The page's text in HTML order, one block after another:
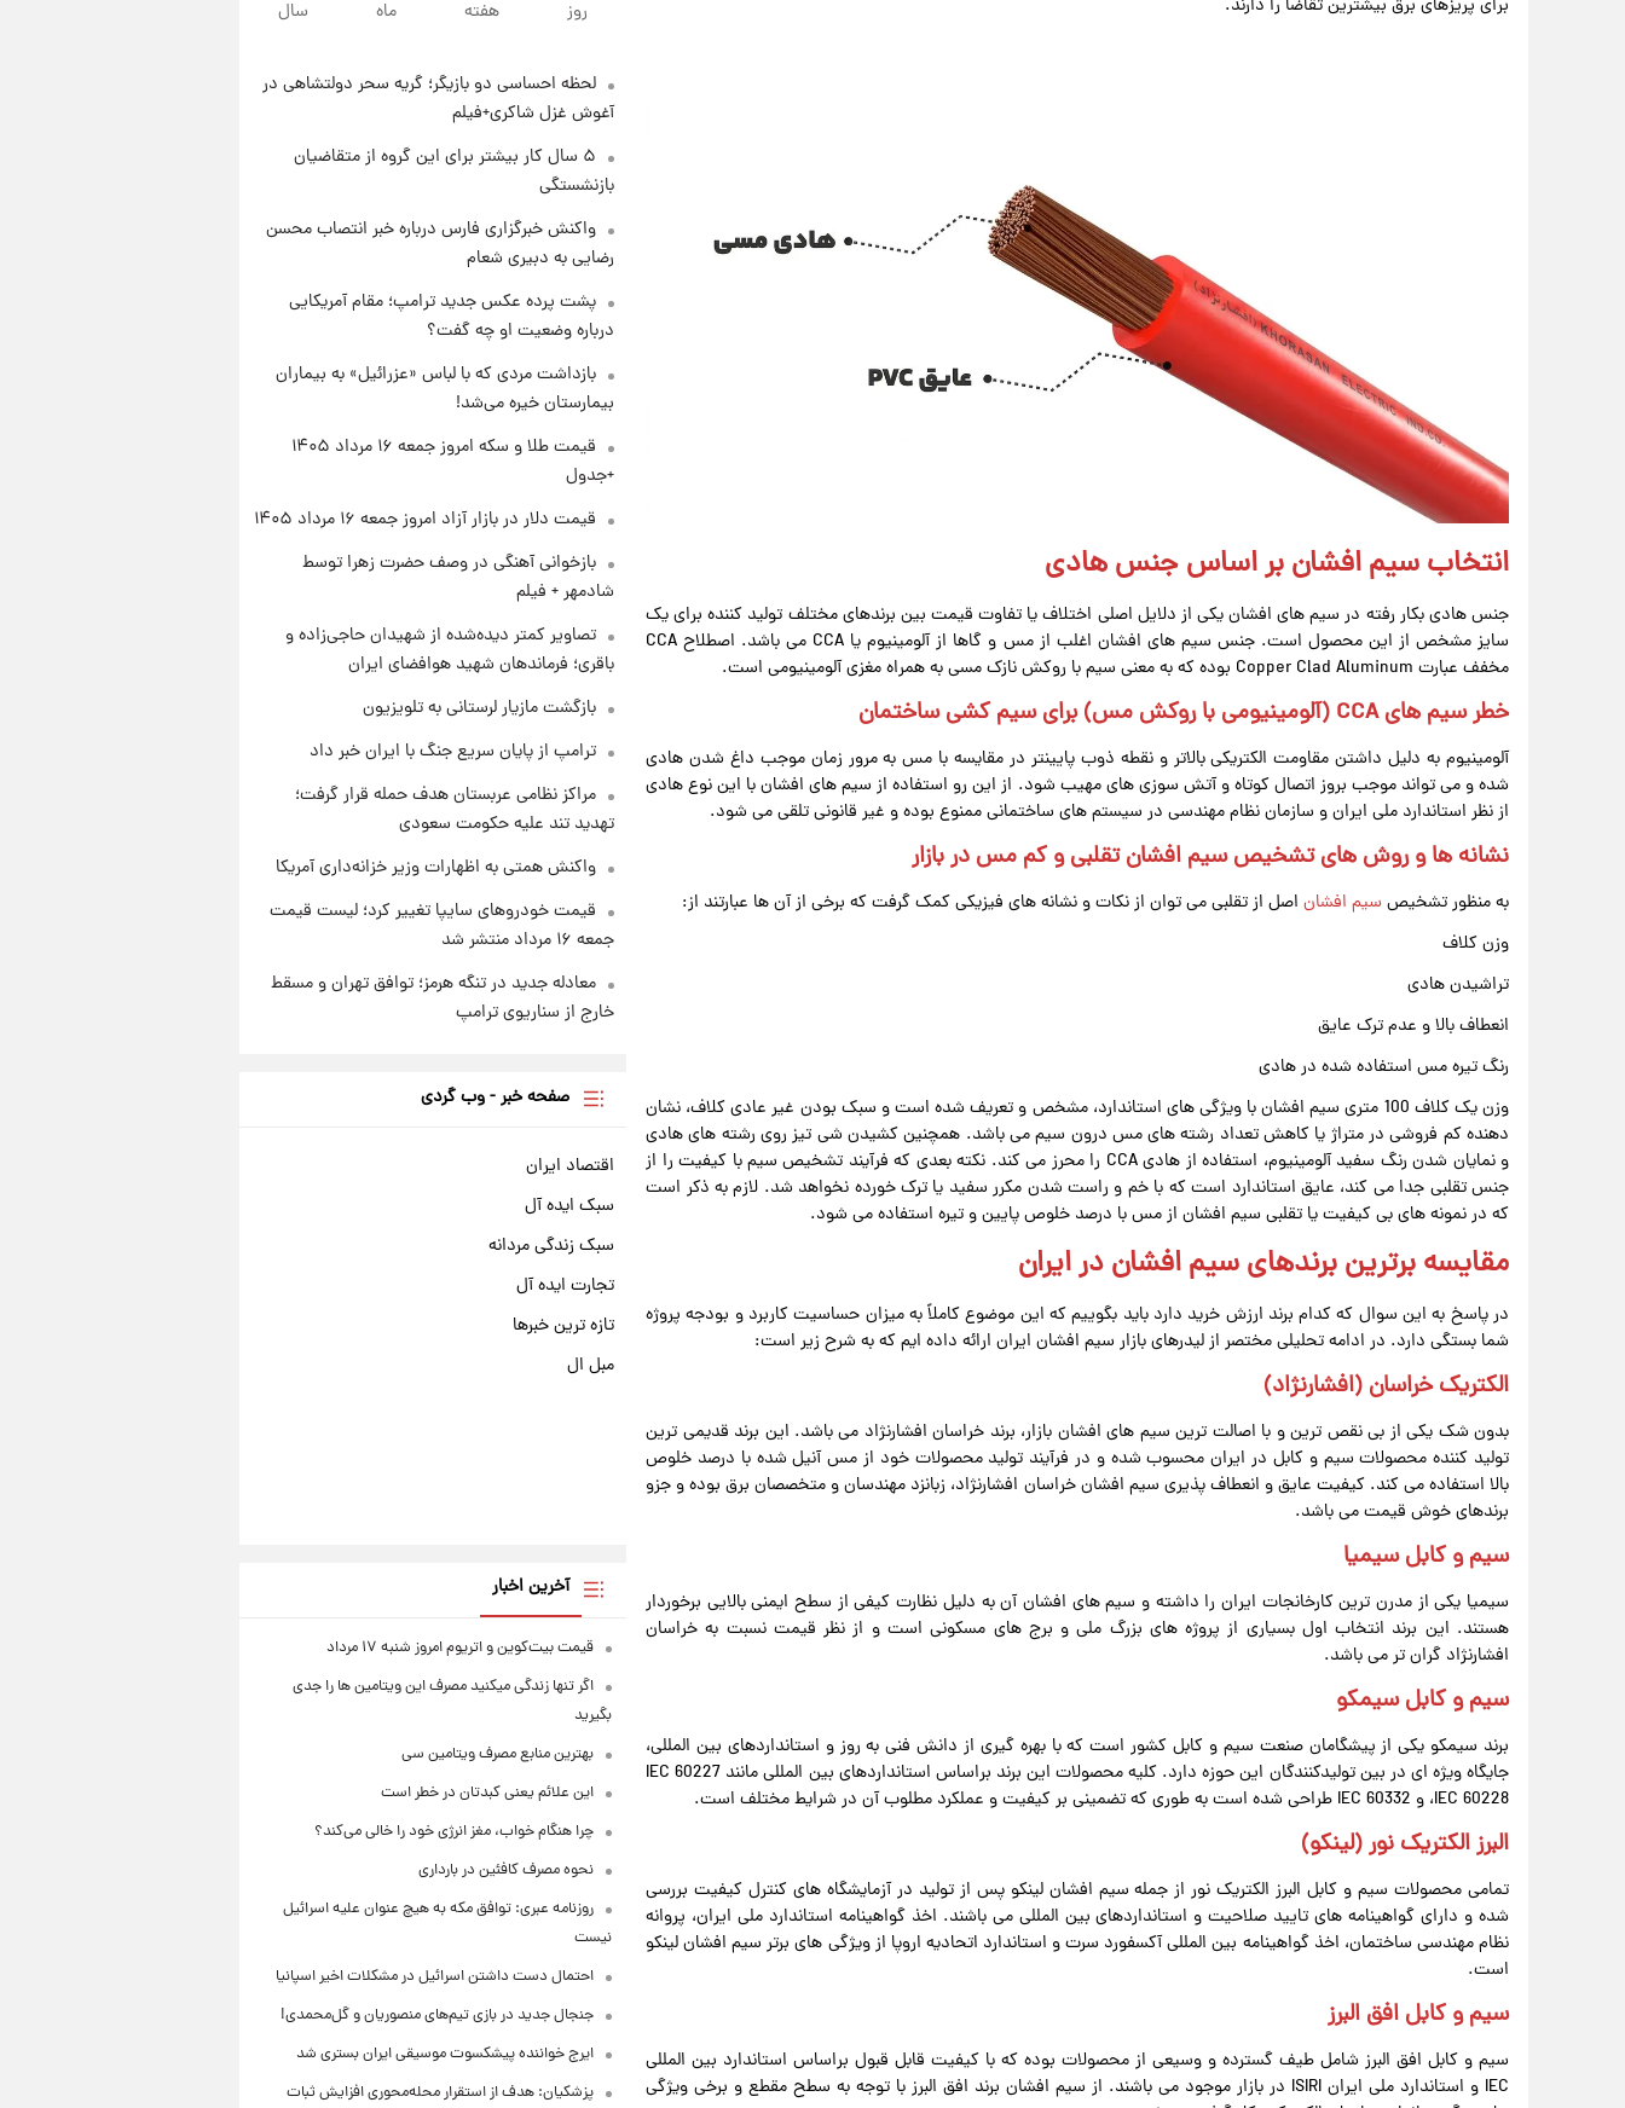
برای پریزهای برق بیشترین تقاضا را دارند.
انتخاب سیم افشان بر اساس جنس هادی
جنس هادی بکار رفته در سیم های افشان یکی از دلایل اصلی اختلاف یا تفاوت قیمت بین برندهای مختلف تولید کننده برای یک
سایز مشخص از این محصول است. جنس سیم های افشان اغلب از مس و گاها از آلومینیوم یا CCA می باشد. اصطلاح CCA
مخفف عبارت Copper Clad Aluminum بوده که به معنی سیم با روکش نازک مسی به همراه مغزی آلومینیومی است.
خطر سیم های CCA (آلومینیومی با روکش مس) برای سیم کشی ساختمان
آلومینیوم به دلیل داشتن مقاومت الکتریکی بالاتر و نقطه ذوب پایینتر در مقایسه با مس به مرور زمان موجب داغ شدن هادی
شده و می تواند موجب بروز اتصال کوتاه و آتش سوزی های مهیب شود. از این رو استفاده از سیم های افشان با این نوع هادی
از نظر استاندارد ملی ایران و سازمان نظام مهندسی در سیستم های ساختمانی ممنوع بوده و غیر قانونی تلقی می شود.
نشانه ها و روش های تشخیص سیم افشان تقلبی و کم مس در بازار
به منظور تشخیص سیم افشان اصل از تقلبی می توان از نکات و نشانه های فیزیکی کمک گرفت که برخی از آن ها عبارتند از:
وزن کلاف
تراشیدن هادی
انعطاف بالا و عدم ترک عایق
رنگ تیره مس استفاده شده در هادی
وزن یک کلاف 100 متری سیم افشان با ویژگی های استاندارد، مشخص و تعریف شده است و سبک بودن غیر عادی کلاف، نشان
دهنده کم فروشی در متراژ یا کاهش تعداد رشته های مس درون سیم می باشد. همچنین کشیدن شی تیز روی رشته های هادی
و نمایان شدن رنگ سفید آلومینیوم، استفاده از هادی CCA را محرز می کند. نکته بعدی که فرآیند تشخیص سیم با کیفیت را از
جنس تقلبی جدا می کند، عایق استاندارد است که با خم و راست شدن مکرر سفید یا ترک خورده نخواهد شد. لازم به ذکر است
که در نمونه های بی کیفیت یا تقلبی سیم افشان از مس با درصد خلوص پایین و تیره استفاده می شود.
مقایسه برترین برندهای سیم افشان در ایران
در پاسخ به این سوال که کدام برند ارزش خرید دارد باید بگوییم که این موضوع کاملاً به میزان حساسیت کاربرد و بودجه پروژه
شما بستگی دارد. در ادامه تحلیلی مختصر از لیدرهای بازار سیم افشان ایران ارائه داده ایم که به شرح زیر است:
الکتریک خراسان (افشارنژاد)
بدون شک یکی از بی نقص ترین و با اصالت ترین سیم های افشان بازار، برند خراسان افشارنژاد می باشد. این برند قدیمی ‌ترین
تولید کننده محصولات سیم و کابل در ایران محسوب شده و در فرآیند تولید محصولات خود از مس آنیل شده با درصد خلوص
بالا استفاده می کند. کیفیت عایق و انعطاف پذیری سیم افشان خراسان افشارنژاد، زبانزد مهندسان و متخصصان برق بوده و جزو
برندهای خوش قیمت می باشد.
سیم و کابل سیمیا
سیمیا یکی از مدرن ‌ترین کارخانجات ایران را داشته و سیم ‌های افشان آن به دلیل نظارت کیفی از سطح ایمنی بالایی برخوردار
هستند. این برند انتخاب اول بسیاری از پروژه‌ های بزرگ ملی و برج ‌های مسکونی است و از نظر قیمت نسبت به خراسان
افشارنژاد گران تر می باشد.
سیم و کابل سیمکو
برند سیمکو یکی از پیشگامان صنعت سیم و کابل کشور است که با بهره گیری از دانش فنی به روز و استانداردهای بین المللی،
جایگاه ویژه ای در بین تولیدکنندگان این حوزه دارد. کلیه محصولات این برند براساس استانداردهای بین المللی مانند IEC 60227
،IEC 60228 و IEC 60332 طراحی شده است به طوری که تضمینی بر کیفیت و عملکرد مطلوب آن در شرایط مختلف است.
البرز الکتریک نور (لینکو)
تمامی محصولات سیم و کابل البرز الکتریک نور از جمله سیم افشان لینکو پس از تولید در آزمایشگاه های کنترل کیفیت بررسی
شده و دارای گواهینامه های تایید صلاحیت و استانداردهای بین المللی می باشند. اخذ گواهینامه استاندارد ملی ایران، پروانه
نظام مهندسی ساختمان، اخذ گواهینامه بین المللی آکسفورد سرت و استاندارد اتحادیه اروپا از ویژگی های برتر سیم افشان لینکو
است.
سیم و کابل افق البرز
سیم و کابل افق البرز شامل طیف گسترده و وسیعی از محصولات بوده که با کیفیت قابل قبول براساس استاندارد بین المللی
IEC و استاندارد ملی ایران ISIRI در بازار موجود می باشند. از سیم افشان برند افق البرز با توجه به سطح مقطع و برخی ویژگی
۱ روز پیش
۱۵ مرداد ۱۴۰۵ +جدول
۱ روز پیش
قیمت طلا و سکه امروز پنجشنبه
۱۵ مرداد ۱۴۰۵
دهک؛ جزئیات اعلام شد
روز هفته ماه سال
لحظه احساسی دو بازیگر؛ گریه سحر دولتشاهی در
آغوش غزل شاکری+فیلم
۵ سال کار بیشتر برای این گروه از متقاضیان
بازنشستگی
واکنش خبرگزاری فارس درباره خبر انتصاب محسن
رضایی به دبیری شعام
پشت پرده عکس جدید ترامپ؛ مقام آمریکایی
درباره وضعیت او چه گفت؟
بازداشت مردی که با لباس «عزرائیل» به بیماران
بیمارستان خیره می‌شد!
قیمت طلا و سکه امروز جمعه ۱۶ مرداد ۱۴۰۵
+جدول
قیمت دلار در بازار آزاد امروز جمعه ۱۶ مرداد ۱۴۰۵
بازخوانی آهنگی در وصف حضرت زهرا توسط
شادمهر + فیلم
تصاویر کمتر دیده‌شده از شهیدان حاجی‌زاده و
باقری؛ فرماندهان شهید هوافضای ایران
بازگشت مازیار لرستانی به تلویزیون
ترامپ از پایان سریع جنگ با ایران خبر داد
مراکز نظامی عربستان هدف حمله قرار گرفت؛
تهدید تند علیه حکومت سعودی
واکنش همتی به اظهارات وزیر خزانه‌داری آمریکا
قیمت خودروهای سایپا تغییر کرد؛ لیست قیمت
جمعه ۱۶ مرداد منتشر شد
معادله جدید در تنگه هرمز؛ توافق تهران و مسقط
خارج از سناریوی ترامپ
صفحه خبر - وب گردی
اقتصاد ایران
سبک ایده آل
سبک زندگی مردانه
تجارت ایده آل
تازه ترین خبرها
مبل ال
آخرین اخبار
قیمت بیت‌کوین و اتریوم امروز شنبه ۱۷ مرداد
اگر تنها زندگی میکنید مصرف این ویتامین ها را جدی
بگیرید
بهترین منابع مصرف ویتامین سی
این علائم یعنی کبدتان در خطر است
چرا هنگام خواب، مغز انرژی خود را خالی می‌کند؟
نحوه مصرف کافئین در بارداری
روزنامه عبری: توافق مکه به هیچ عنوان علیه اسرائیل
نیست
احتمال دست داشتن اسرائیل در مشکلات اخیر اسپانیا
جنجال جدید در بازی تیم‌های منصوریان و گل‌محمدی!
ایرج خواننده پیشکسوت موسیقی ایران بستری شد
پزشکیان: هدف از استقرار محله‌محوری افزایش ثبات